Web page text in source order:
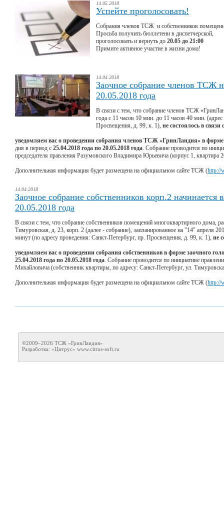
14.05.2018
Успейте проголосовать!
Собрания членов ТСЖ и собственников
Просьба получить бюллетени в диспетчерской,
проголосовать и вернуть до 20.05 до 21:00
Примите активное участие в жизни дома!
14.04.2018
Заочное собрание членов ТСЖ
20.05.2018 года
В связи с тем, что собрание членов ТСЖ
года с 11 часов 10 мин. до 11 часов 40 мин.
Просвещения, д. 99, к. 1), не состоялось в связи
уведомляем вас о проведении собрания членов ТСЖ «ГринЛандия» в форме
дня в период с 25.04.2018 года по 20.05.2018 года. Собрание проводится по
председателя правления Разумовского Владимира Юрьевича (корпус 1, квартира
Дополнительная информация будет размещена на официальном сайте ТСЖ (http://
14.04.2018
Заочное собрание собственников корп.2 начинается
20.05.2018 года
В связи с тем, что собрание собственников помещений многоквартирного дома,
Тимуровская, д. 23, корп. 2 (далее - собрание), запланированное на "14" апреля
минут (по адресу проведения: Санкт-Петербург, пр. Просвещения, д. 99, к. 1), не
уведомляем вас о проведении собрания собственников в форме заочного
25.04.2018 года по 20.05.2018 года. Собрание проводится по инициативе
Михайловича (собственник квартиры, по адресу: Санкт-Петербург, ул.
Дополнительная информация будет размещена на официальном сайте ТСЖ (http://
©2009–2026 ТСЖ «ГринЛандия»
Разработка: «Цитрус» www.citrus-soft.ru